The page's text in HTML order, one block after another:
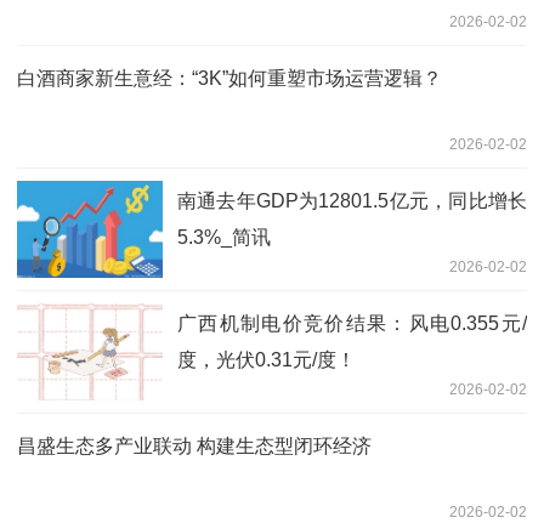
2026-02-02
白酒商家新生意经：“3K”如何重塑市场运营逻辑？
2026-02-02
南通去年GDP为12801.5亿元，同比增长
5.3%_简讯
2026-02-02
广西机制电价竞价结果：风电0.355元/
度，光伏0.31元/度！
2026-02-02
昌盛生态多产业联动 构建生态型闭环经济
2026-02-02